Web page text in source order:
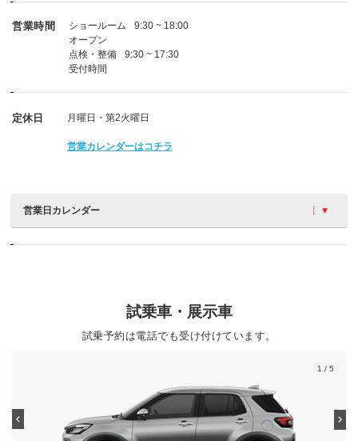
営業時間
ショールーム
オープン
9:30 ~ 18:00
点検・整備
受付時間
9:30 ~ 17:30
定休日 月曜日・第2火曜日
営業カレンダーはコチラ
営業日カレンダー
試乗車・展示車
試乗予約は電話でも受け付けています。
1 / 5